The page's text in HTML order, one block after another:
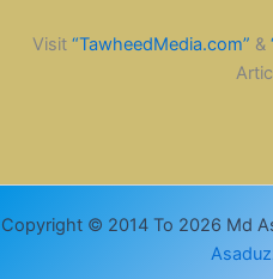
Visit “TawheedMedia.com” &
Copyright © 2014 To 2026 Md